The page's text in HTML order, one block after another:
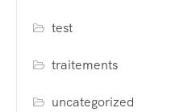
test
traitements
uncategorized